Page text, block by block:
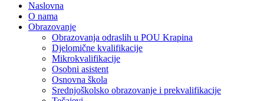
Naslovna
O nama
Obrazovanje
Obrazovanja odraslih u POU Krapina
Djelomične kvalifikacije
Mikrokvalifikacije
Osobni asistent
Osnovna škola
Srednjoškolsko obrazovanje i prekvalifikacije